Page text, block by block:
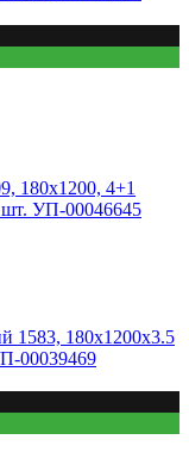
180x1200, 4+1
УП-00046645